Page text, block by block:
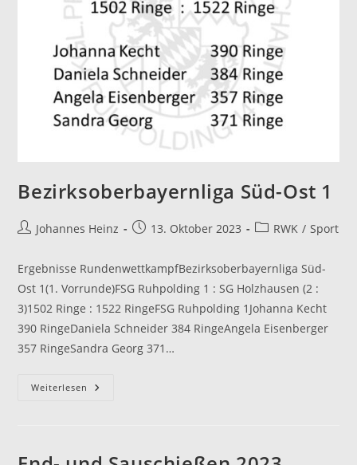
Bezirksoberbayernliga Süd-Ost 1
Beitrags-
Johannes Heinz
Beitrag13. Oktober 2023
Beitrags-
RWK / Sport
Ergebnisse RundenwettkampfBezirksoberbayernliga Süd-
Ost 1(1. Vorrunde)FSG Ruhpolding 1 : SG Holzhausen (2 :
3)1502 Ringe : 1522 RingeFSG Ruhpolding 1Johanna Kecht
390 RingeDaniela Schneider 384 RingeAngela Eisenberger
357 RingeSandra Georg 371…
Weiterlesen Bezirksoberbayernliga